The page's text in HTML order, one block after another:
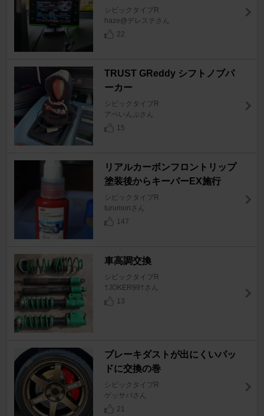
シビックタイプR
haze@デレステさん
22
TRUST GReddy シフトノブパ
ーカー
シビックタイプR
アベいんぷさん
15
リアルカーボンフロントリップ
塗装後からキーパーEX施行
シビックタイプR
turumonさん
147
車高調交換
シビックタイプR
†JOKER99†さん
13
ブレーキダストが出にくいパッ
ドに交換の巻
シビックタイプR
ゲッサバさん
21